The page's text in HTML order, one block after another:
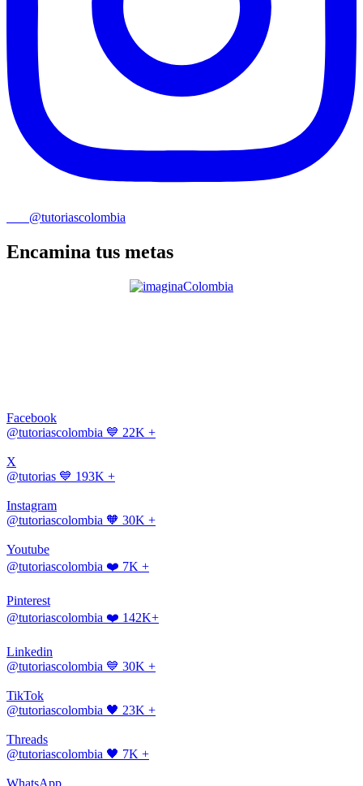
@tutoriascolombia
Encamina tus metas
Facebook
@tutoriascolombia 💙 22K +
X
@tutorias 💙 193K +
Instagram
@tutoriascolombia 🧡 30K +
Youtube
@tutoriascolombia ❤️ 7K +
Pinterest
@tutoriascolombia ❤️ 142K+
Linkedin
@tutoriascolombia 💙 30K +
TikTok
@tutoriascolombia 🖤 23K +
Threads
@tutoriascolombia 🖤 7K +
WhatsApp